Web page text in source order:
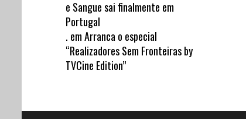
e Sangue sai finalmente em
Portugal
. emArranca o especial
“Realizadores Sem Fronteiras by
TVCine Edition”